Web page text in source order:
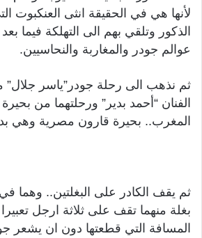
لأنها هي في الحقيقة انثى العنكبوت
الذكور وتلقي بهم الى التهلكة فيما
عوالم جودر والمغاربة والنحاسيين.
ثم نذهب الى رحلة جودر”ياسر جلال”
الفنان “أحمد بدير” ورحلتهما من
المغرب.. بحيرة قارون مصرية وهي
ثم يقف الكادر على البغلتين.. وهما
بغلة منهما تقف على ثلاثة ارجل تعبيرا
المسافة التي قطعتها دون ان يشعر